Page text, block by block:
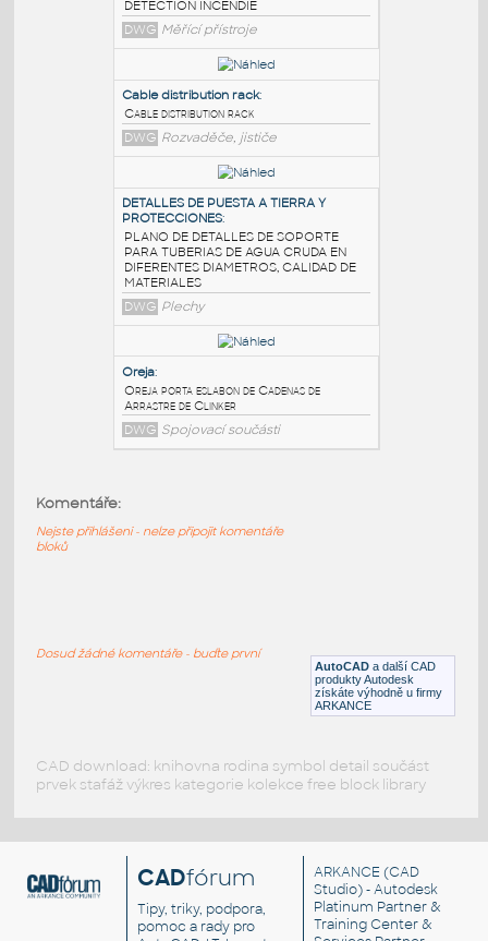
PODOBNÉ BLOKY
MODULE CABLE DETECTANT
MODULE CABLE DETECTANT
DETECTION INCENDIE
DWG Měřící přístroje
Cable distribution rack:
Cable distribution rack
Rozvaděče, jističe
DETALLES DE PUESTA A TIERRA Y
PROTECCIONES:
DWG Plechy
Arrastre de Clinker
Spojovací součásti
AutoCAD a další CAD
produkty Autodesk
získáte výhodně u firmy
ARKANCE
Komentáře:
Nejste přihlášeni - nelze připojit komentáře
bloků
Dosud žádné komentáře - buďte první
CAD download: knihovna rodina symbol detail součást
prvek stafáž výkres kategorie kolekce free block library
CADfórum
Tipy, triky, podpora,
pomoc a rady pro
ARKANCE (CAD
Studio) - Autodesk
Platinum Partner &
Training Center &